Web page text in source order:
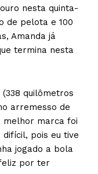
nesta quinta-
de pelota e 100
Amanda já
termina nesta
quilômetros
arremesso de
melhor marca foi
difícil, pois eu tive
jogado a bola
por ter